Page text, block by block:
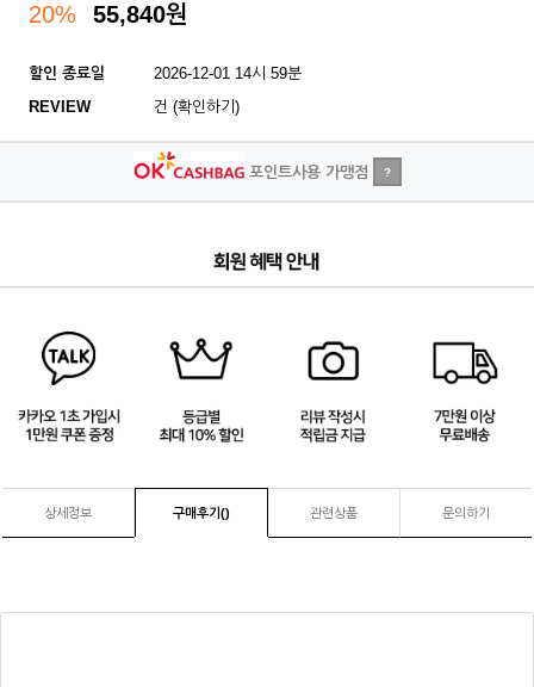
20% 55,840원
할인 종료일
2026-12-01 14시 59분
REVIEW
건 (확인하기)
포인트사용 가맹점 ?
상세정보 구매후기() 관련상품 문의하기